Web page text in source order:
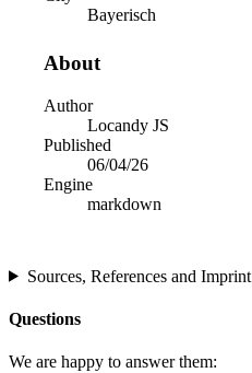
Bayerisch
About
Author
Locandy JS
Published
06/04/26
Engine
markdown
Sources, References and Imprint
Questions
We are happy to answer them: